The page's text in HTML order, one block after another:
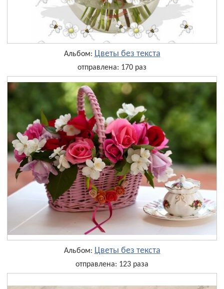
Альбом: Цветы без текста
отправлена: 170 раз
Альбом: Цветы без текста
отправлена: 123 раза